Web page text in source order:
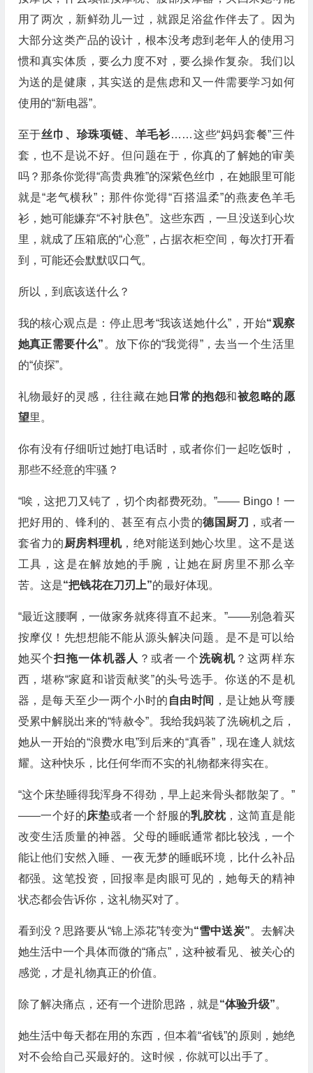
用了两次，新鲜劲儿一过，就跟足浴盆作伴去了。因为
大部分这类产品的设计，根本没考虑到老年人的使用习
惯和真实体质，要么力度不对，要么操作复杂。我们以
为送的是健康，其实送的是焦虑和又一件需要学习如何
使用的“新电器”。
至于丝巾、珍珠项链、羊毛衫……这些“妈妈套餐”三件
套，也不是说不好。但问题在于，你真的了解她的审美
吗？那条你觉得“高贵典雅”的深紫色丝巾，在她眼里可能
就是“老气横秋”；那件你觉得“百搭温柔”的燕麦色羊毛
衫，她可能嫌弃“不衬肤色”。这些东西，一旦没送到心坎
里，就成了压箱底的“心意”，占据衣柜空间，每次打开看
到，可能还会默默叹口气。
所以，到底该送什么？
我的核心观点是：停止思考“我该送她什么”，开始“观察
她真正需要什么” 。放下你的“我觉得”，去当一个生活里
的“侦探”。
礼物最好的灵感，往往藏在她 日常的抱怨和被忽略的愿
望里。
你有没有仔细听过她打电话时，或者你们一起吃饭时，
那些不经意的牢骚？
“唉，这把刀又钝了，切个肉都费死劲。”—— Bingo！一
把好用的、锋利的、甚至有点小贵的德国厨刀 ，或者一
套省力的 厨房料理机，绝对能送到她心坎里。这不是送
工具，这是在解放她的手腕，让她在厨房里不那么辛
苦。这是“把钱花在刀刃上”的最好体现。
“最近这腰啊，一做家务就疼得直不起来。”——别急着买
按摩仪！先想想能不能从源头解决问题。是不是可以给
她买个扫拖一体机器人 ？或者一个洗碗机？这两样东
西，堪称“家庭和谐贡献奖”的头号选手。你送的不是机
器，是每天至少一两个小时的 自由时间 ，是让她从弯腰
受累中解脱出来的“特赦令”。我给我妈装了洗碗机之后，
她从一开始的“浪费水电”到后来的“真香”，现在逢人就炫
耀。这种快乐，比任何华而不实的礼物都来得实在。
“这个床垫睡得我浑身不得劲，早上起来骨头都散架了。”
——一个好的床垫或者一个舒服的乳胶枕，这简直是能
改变生活质量的神器。父母的睡眠通常都比较浅，一个
能让他们安然入睡、一夜无梦的睡眠环境，比什么补品
都强。这笔投资，回报率是肉眼可见的，她每天的精神
状态都会告诉你，这礼物买对了。
看到没？思路要从“锦上添花”转变为“雪中送炭”。去解决
她生活中一个具体而微的“痛点”，这种被看见、被关心的
感觉，才是礼物真正的价值。
除了解决痛点，还有一个进阶思路，就是“体验升级”。
她生活中每天都在用的东西，但本着“省钱”的原则，她绝
对不会给自己买最好的。这时候，你就可以出手了。